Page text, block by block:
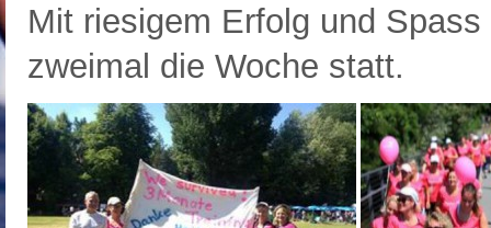
Mit riesigem Erfolg und
zweimal die Woche statt.